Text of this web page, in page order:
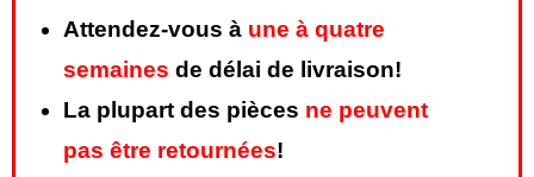
Attendez-vous à une à quatre
semaines de délai de livraison!
La plupart des pièces ne peuvent
pas être retournées!